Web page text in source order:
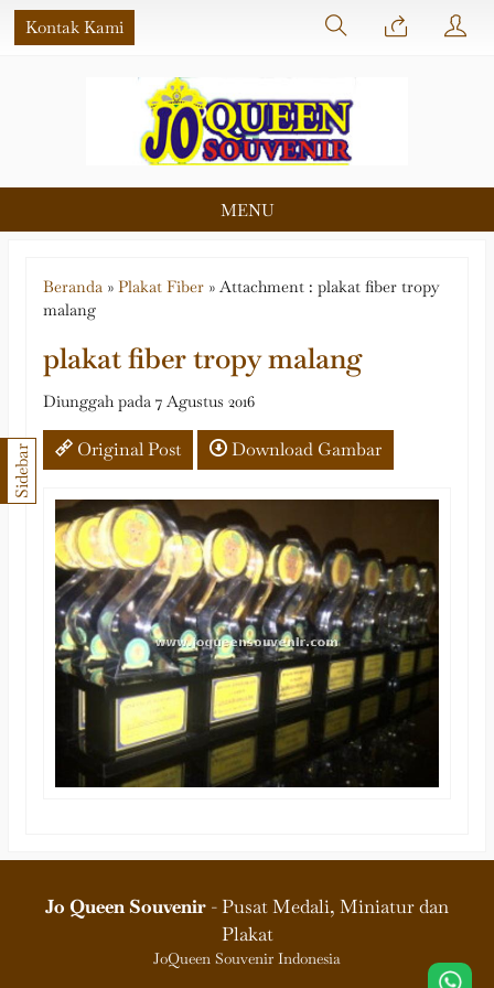
Kontak Kami
MENU
Beranda » Plakat Fiber » Attachment : plakat fiber tropy
malang
plakat fiber tropy malang
Diunggah pada 7 Agustus 2016
Original Post Download Gambar
Sidebar
Jo Queen Souvenir - Pusat Medali, Miniatur dan
Plakat
JoQueen Souvenir Indonesia